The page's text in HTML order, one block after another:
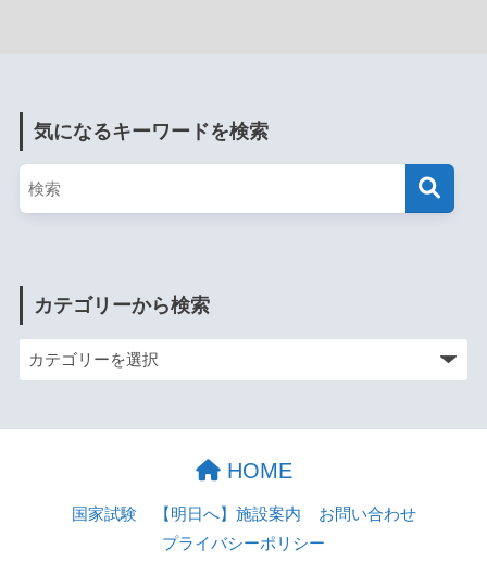
気になるキーワードを検索
カテゴリーから検索
HOME
国家試験 【明日へ】施設案内
お問い合わせ
プライバシーポリシー